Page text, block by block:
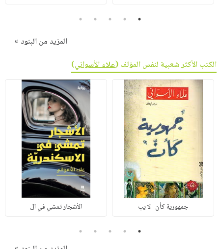
1
2
3
4
5
المزيد من البنود »
الكتب الأكثر شعبية لنفس المؤلف (علاء الأسواني)
جمهورية كأن -لا يب الأشجار تمشي في ال
1
2
3
4
5